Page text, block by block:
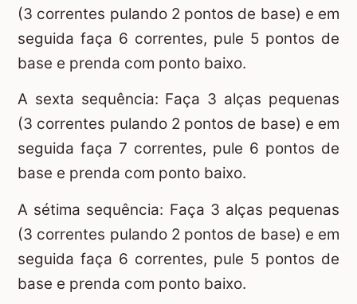
(3 correntes pulando 2 pontos de base) e em
seguida faça 6 correntes, pule 5 pontos de
base e prenda com ponto baixo.
A sexta sequência: Faça 3 alças pequenas
(3 correntes pulando 2 pontos de base) e em
seguida faça 7 correntes, pule 6 pontos de
base e prenda com ponto baixo.
A sétima sequência: Faça 3 alças pequenas
(3 correntes pulando 2 pontos de base) e em
seguida faça 6 correntes, pule 5 pontos de
base e prenda com ponto baixo.